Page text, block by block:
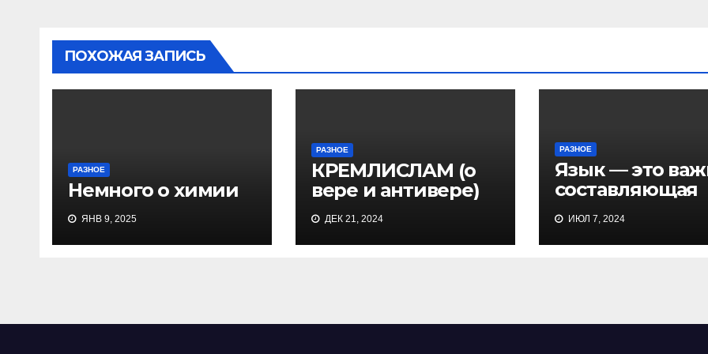
ПОХОЖАЯ ЗАПИСЬ
РАЗНОЕ
Немного о химии
ЯНВ 9, 2025
РАЗНОЕ
КРЕМЛИСЛАМ (о
вере и антивере)
ДЕК 21, 2024
РАЗНОЕ
Язык — это
составляющая
культуры и
истории
ИЮЛ 7, 2024